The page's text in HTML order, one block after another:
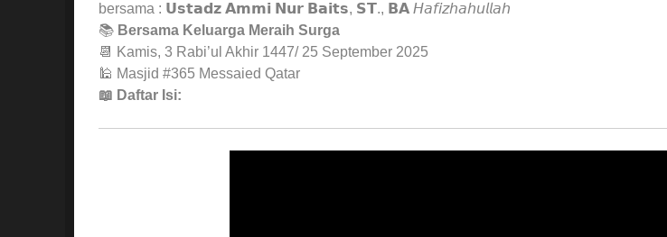
bersama : 𝗨𝘀𝘁𝗮𝗱𝘇 𝗔𝗺𝗺𝗶 𝗡𝘂𝗿 𝗕𝗮𝗶𝘁𝘀, 𝗦𝗧., 𝗕𝗔 𝘏𝘢𝘧𝘪𝘻𝘩𝘢𝘩𝘶𝘭𝘭𝘢𝘩
📚 Bersama Keluarga Meraih Surga
📆 Kamis, 3 Rabi’ul Akhir 1447/ 25 September 2025
🕌 Masjid #365 Messaied Qatar
📖 Daftar Isi: